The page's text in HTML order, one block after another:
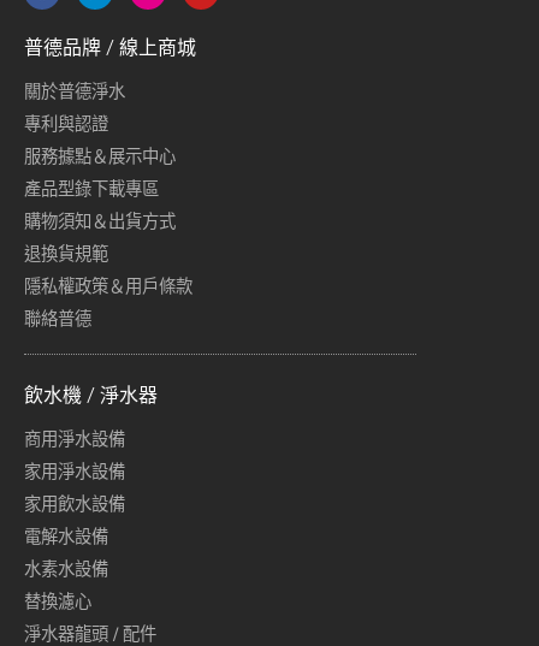
普德品牌 / 線上商城
關於普德淨水
專利與認證
服務據點＆展示中心
產品型錄下載專區
購物須知＆出貨方式
退換貨規範
隱私權政策＆用戶條款
聯絡普德
飲水機 / 淨水器
商用淨水設備
家用淨水設備
家用飲水設備
電解水設備
水素水設備
替換濾心
淨水器龍頭 / 配件